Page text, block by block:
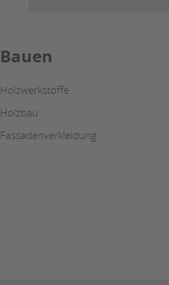
Bauen
Holzwerkstoffe
Holzbau
Fassadenverkleidung